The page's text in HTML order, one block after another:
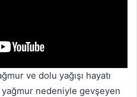
ve dolu yağışı hayatı
nedeniyle gevşeyen